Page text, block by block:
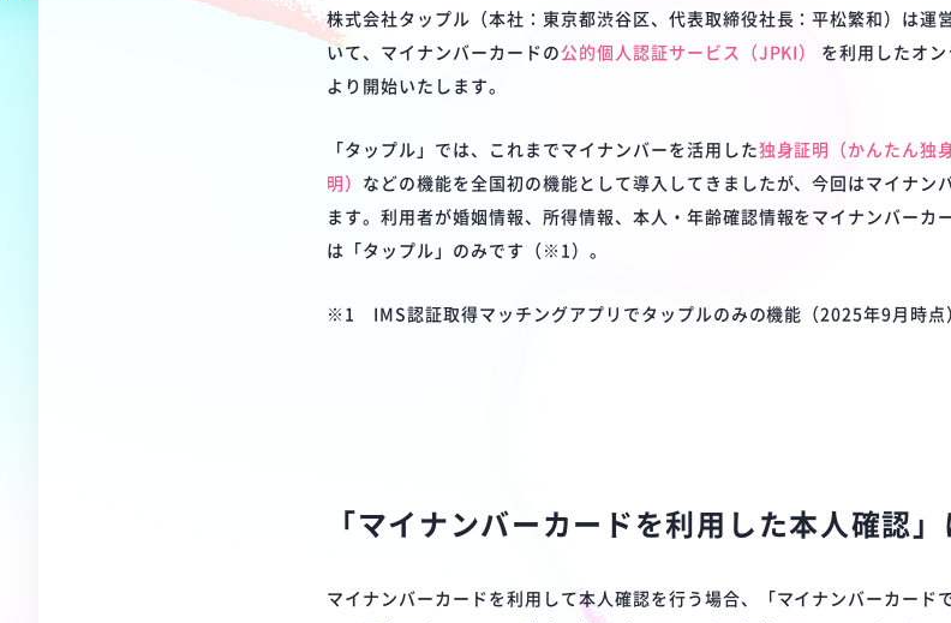
株式会社タップル（本社：東京都渋谷区、代表取締役社長：平松繁和）は運
いて、マイナンバーカードの 公的個人認証サービス（JPKI）
を利用したオ
より開始いたします。
「タップル」では、これまでマイナンバーを活用した独身証明（かんたん独
明） などの機能を全国初の機能として導入してきましたが、今回はマイナン
ます。利用者が婚姻情報、所得情報、本人・年齢確認情報をマイナンバーカ
は「タップル」のみです（※1）。
※1 IMS認証取得マッチングアプリでタップルのみの機能（2025年9月時点
「マイナンバーカードを利用した本人確認」
マイナンバーカードを利用して本人確認を行う場合、「マイナンバーカード